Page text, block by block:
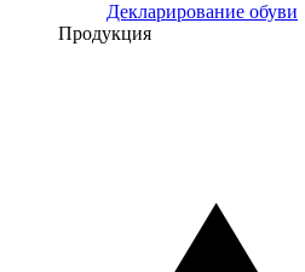
Декларирование обуви
Продукция